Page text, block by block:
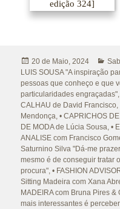
Publicado
a
20 de Maio, 2024
LUIS SOUSA "A inspiração
pessoas que conheço e que
particularidades engraçadas"
CALHAU de David Francisco,
Mendonça,• CAPRICHOS
DE MODA de Lúcia Sousa,•
ANALISE com Francisco
Saturnino Silva "Dá-me
mesmo é de conseguir tratar
procura",• FASHION
Sitting Madeira com Xana
MADEIRA com Bruna Pires
mais interessantes é